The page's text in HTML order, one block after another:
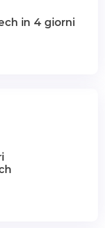
in 4 giorni